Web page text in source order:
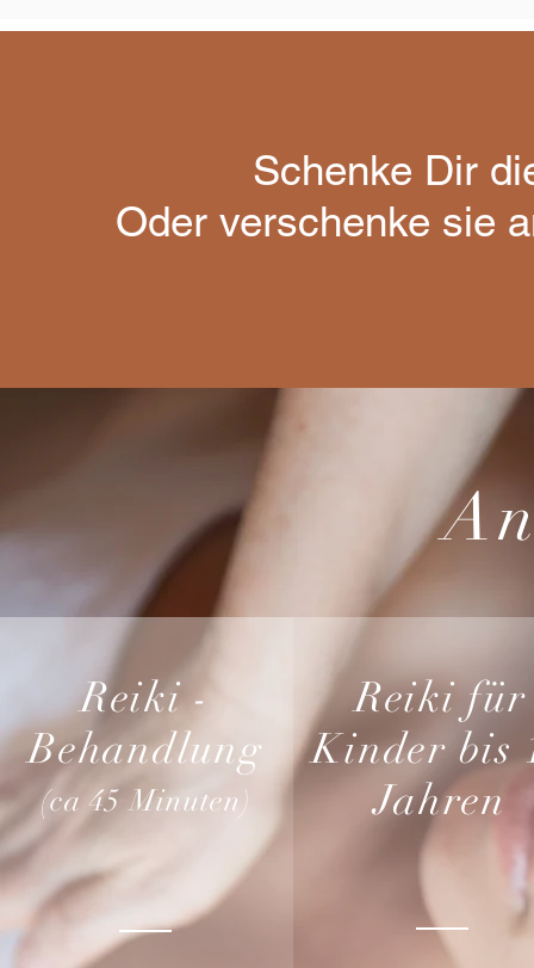
Schenke Dir
Oder verschenke sie
Reiki -
Behandlung
(ca 45 Minuten)
Reiki für
Kinder bis
Jahren